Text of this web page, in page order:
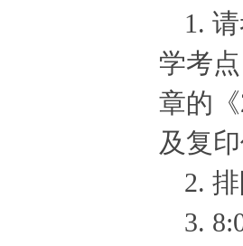
1.
学考
章的
及复
2.
3.